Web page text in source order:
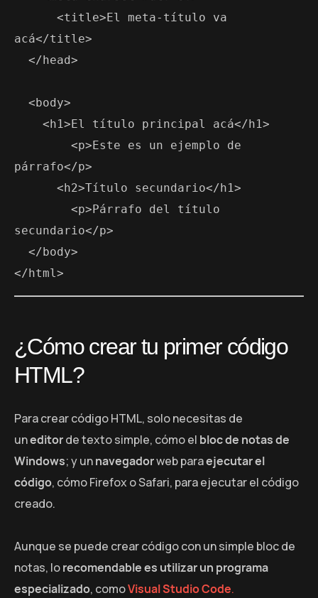
acá</title>
párrafo</p>
secundario</p>
</html>
¿Cómo crear tu primer código
HTML?
Para crear código HTML, solo necesitas de
uneditorde texto simple, cómo el bloc de notas de
Windows; y unnavegadorweb paraejecutar el
código, cómo Firefox o Safari, para ejecutar el código
creado.
Aunque se puede crear código con un simple bloc de
notas, lorecomendable es utilizar un programa
especializado, comoVisual Studio Code.